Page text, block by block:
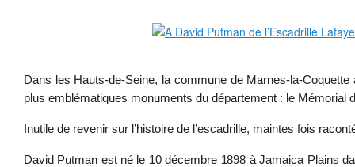
Dans les Hauts-de-Seine, la commune de Marnes-la-Coquette
plus emblématiques monuments du département : le Mémorial
Inutile de revenir sur l’histoire de l’escadrille, maintes fois
David Putman est né le 10 décembre 1898 à Jamaica Plains